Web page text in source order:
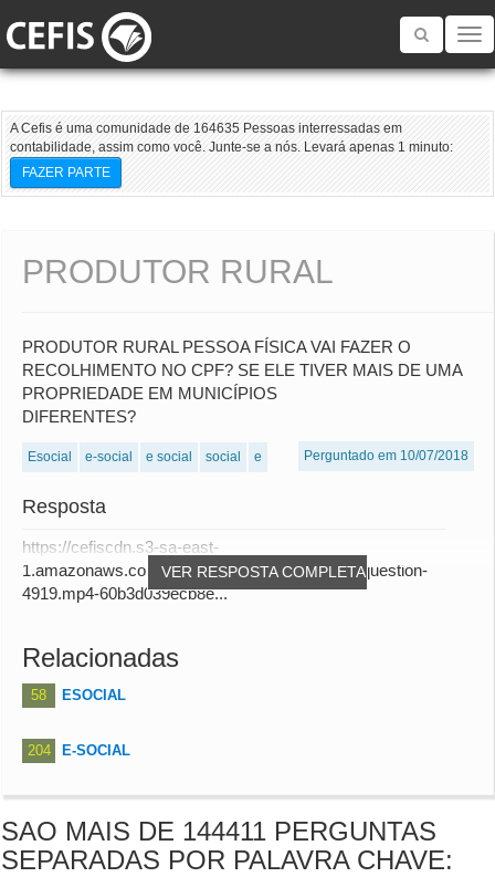
Toggle
A Cefis é uma comunidade de 164635 Pessoas interressadas em
contabilidade, assim como você. Junte-se a nós. Levará apenas 1 minuto:
FAZER PARTE
PRODUTOR RURAL
PRODUTOR RURAL PESSOA FÍSICA VAI FAZER O
RECOLHIMENTO NO CPF? SE ELE TIVER MAIS DE UMA
PROPRIEDADE EM MUNICÍPIOS
DIFERENTES?
Esocial e-social e social social e Perguntado em 10/07/2018
Resposta
VER RESPOSTA COMPLETA
https://cefiscdn.s3-sa-east-
1.amazonaws.com/audio_answers/answer-for-question-
4919.mp4-60b3d039ecb8e...
Relacionadas
58 ESOCIAL
204 E-SOCIAL
SAO MAIS DE 144411 PERGUNTAS
SEPARADAS POR PALAVRA CHAVE: